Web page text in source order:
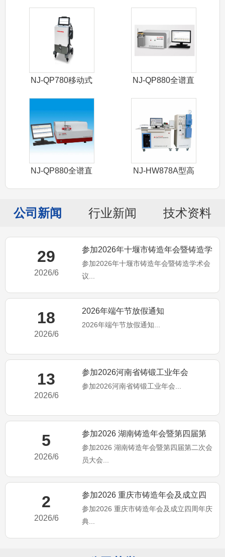
NJ-QP780移动式
NJ-QP880全谱直
NJ-QP880全谱直
NJ-HW878A型高
公司新闻 行业新闻 技术资料
29
2026/6
参加2026年十堰市铸造年会暨铸造学
术会议
参加2026年十堰市铸造年会暨铸造学术会
议...
18
2026/6
2026年端午节放假通知
2026年端午节放假通知...
13
2026/6
参加2026河南省铸锻工业年会
参加2026河南省铸锻工业年会...
5
2026/6
参加2026 湖南铸造年会暨第四届第
二次会员大会
参加2026 湖南铸造年会暨第四届第二次会
员大会...
2
2026/6
参加2026 重庆市铸造年会及成立四
周年庆典
参加2026 重庆市铸造年会及成立四周年庆
典...